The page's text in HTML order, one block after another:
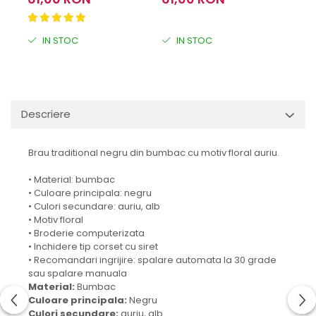
IN STOC IN STOC
Descriere
Brau traditional negru din bumbac cu motiv floral auriu.
• Material: bumbac
• Culoare principala: negru
• Culori secundare: auriu, alb
• Motiv floral
• Broderie computerizata
• Inchidere tip corset cu siret
• Recomandari ingrijire: spalare automata la 30 grade
sau spalare manuala
Material: Bumbac
Culoare principala: Negru
Culori secundare: auriu, alb